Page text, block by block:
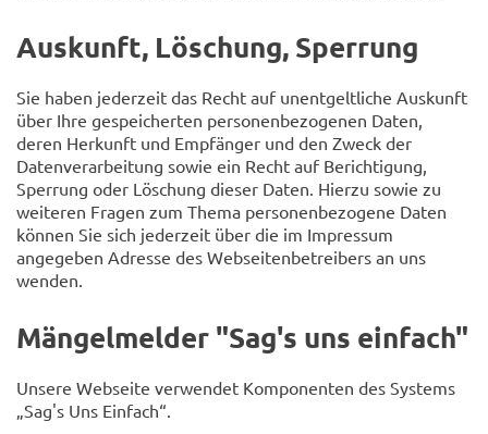
Auskunft, Löschung, Sperrung
Sie haben jederzeit das Recht auf unentgeltliche Auskunft
über Ihre gespeicherten personenbezogenen Daten,
deren Herkunft und Empfänger und den Zweck der
Datenverarbeitung sowie ein Recht auf Berichtigung,
Sperrung oder Löschung dieser Daten. Hierzu sowie zu
weiteren Fragen zum Thema personenbezogene Daten
können Sie sich jederzeit über die im Impressum
angegeben Adresse des Webseitenbetreibers an uns
wenden.
Mängelmelder "Sag's uns einfach"
Unsere Webseite verwendet Komponenten des Systems
„Sag's Uns Einfach“.